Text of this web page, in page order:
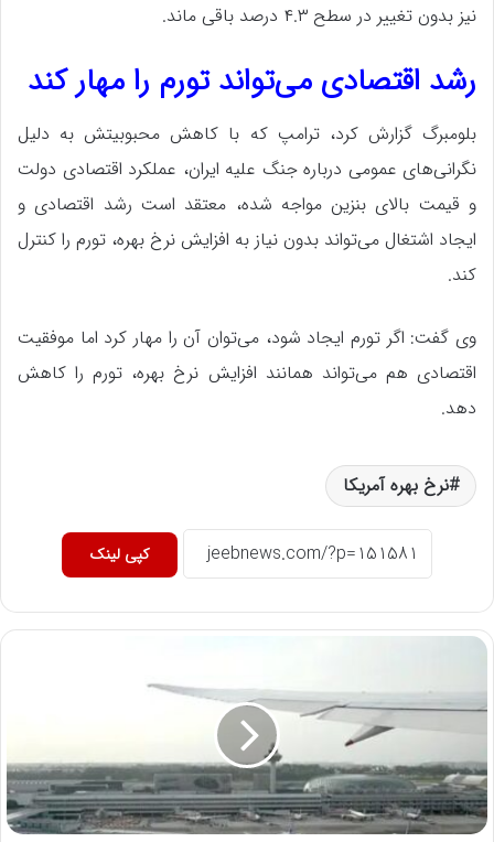
نیز بدون تغییر در سطح ۴.۳ درصد باقی ماند.
رشد اقتصادی می‌تواند تورم را مهار کند
بلومبرگ گزارش کرد، ترامپ که با کاهش محبوبیتش به دلیل
نگرانی‌های عمومی درباره جنگ علیه ایران، عملکرد اقتصادی دولت
و قیمت بالای بنزین مواجه شده، معتقد است رشد اقتصادی و
ایجاد اشتغال می‌تواند بدون نیاز به افزایش نرخ بهره، تورم را کنترل
کند.
وی گفت: اگر تورم ایجاد شود، می‌توان آن را مهار کرد اما موفقیت
اقتصادی هم می‌تواند همانند افزایش نرخ بهره، تورم را کاهش
دهد.
نرخ بهره آمریکا
کپی لینک